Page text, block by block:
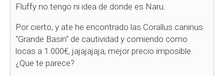
Fluffy no tengo ni idea de donde es Naru.
Por cierto, y ate he encontrado las Corallus caninus
"Grande Basin" de cautividad y comiendo como
locas a 1.000€, jajajajaja, mejor precio imposible.
¿Que te parece?